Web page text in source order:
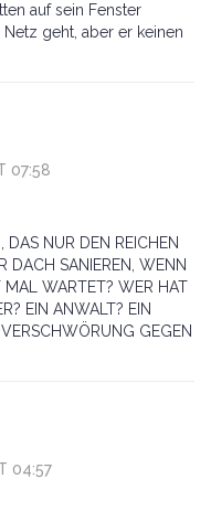
auf sein Fenster
geht, aber er keinen
07:58
DAS NUR DEN REICHEN
DACH SANIEREN, WENN
MAL WARTET? WER HAT
EIN ANWALT? EIN
GEGEN
04:57